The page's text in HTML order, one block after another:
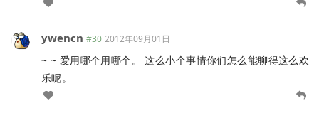
ywencn #30 2012年09月01日
~ ~ 爱用哪个用哪个。 这么小个事情你们怎么能聊得这么欢
乐呢。